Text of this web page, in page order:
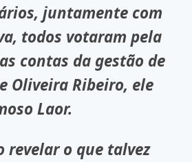
juntamente com
todos votaram pela
contas da gestão de
Oliveira Ribeiro, ele
Laor.
revelar o que talvez